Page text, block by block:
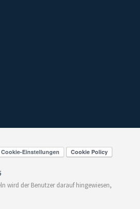
Cookie-Einstellungen
wird der Benutzer darauf hingewiesen,